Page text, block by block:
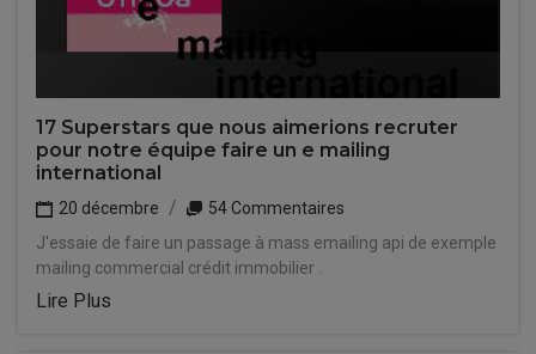
17 Superstars que nous aimerions recruter
pour notre équipe faire un e mailing
international
20 décembre
54 Commentaires
J'essaie de faire un passage à mass emailing api de exemple
mailing commercial crédit immobilier .
Lire Plus